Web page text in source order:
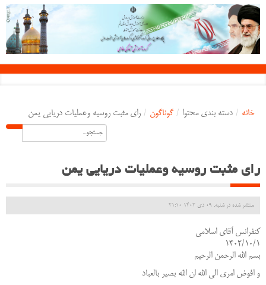
خانه / دسته بندی محتوا / گوناگون / رای مثبت روسیه وعملیات دریایی یمن
رای مثبت روسیه وعملیات دریایی یمن
منتشر شده در شنبه, 09 دی 1402 21:10
کنفرانس آقای اسلامی
۱۴۰۲/۱۰/۱
بسم الله الرحمن الرحیم
و افوض امری الی الله ان الله بصیر بالعباد